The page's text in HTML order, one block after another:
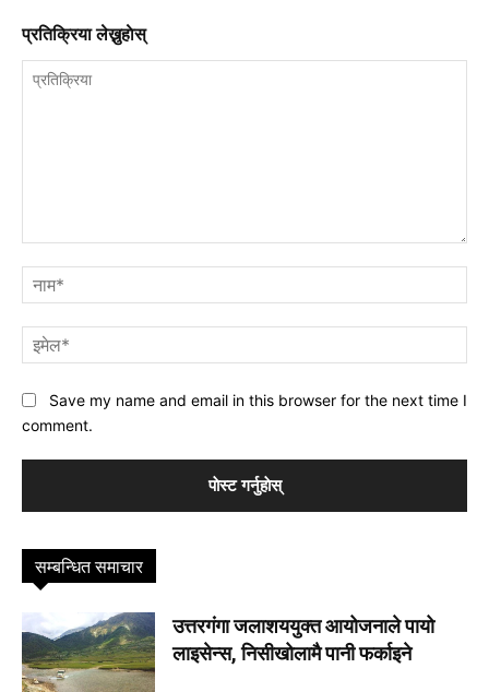
प्रतिक्रिया लेख्नुहाेस्
Save my name and email in this browser for the next time I
comment.
सम्बन्धित समाचार
उत्तरगंगा जलाशययुक्त आयोजनाले पायो
लाइसेन्स, निसीखोलामै पानी फर्काइने